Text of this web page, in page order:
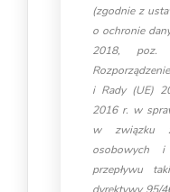
(zgodnie z
o ochronie
2018,
i Rady (UE)
2016 r. w
w związku z
osobowych
przepływu